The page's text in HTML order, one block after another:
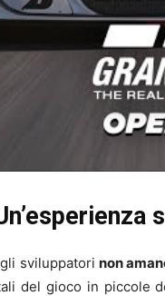
sviluppatori non
del gioco in piccole